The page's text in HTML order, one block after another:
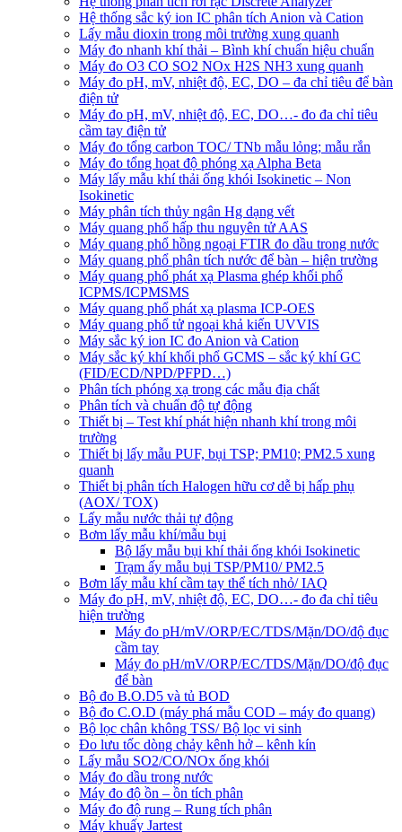
Hệ thống sắc ký ion IC phân tích Anion và Cation
Lấy mẫu dioxin trong môi trường xung quanh
Máy đo nhanh khí thải – Bình khí chuẩn hiệu chuẩn
Máy đo O3 CO SO2 NOx H2S NH3 xung quanh
Máy đo pH, mV, nhiệt độ, EC, DO – đa chỉ tiêu để bàn
điện tử
Máy đo pH, mV, nhiệt độ, EC, DO…- đo đa chỉ tiêu
cầm tay điện tử
Máy đo tổng carbon TOC/ TNb mẫu lỏng; mẫu rắn
Máy đo tổng họat độ phóng xạ Alpha Beta
Máy lấy mẫu khí thải ống khói Isokinetic – Non
Isokinetic
Máy phân tích thủy ngân Hg dạng vết
Máy quang phổ hấp thu nguyên tử AAS
Máy quang phổ hồng ngoại FTIR đo dầu trong nước
Máy quang phổ phân tích nước để bàn – hiện trường
Máy quang phổ phát xạ Plasma ghép khối phổ
ICPMS/ICPMSMS
Máy quang phổ phát xạ plasma ICP-OES
Máy quang phổ tử ngoại khả kiến UVVIS
Máy sắc ký ion IC đo Anion và Cation
Máy sắc ký khí khối phổ GCMS – sắc ký khí GC
(FID/ECD/NPD/PFPD…)
Phân tích phóng xạ trong các mẫu địa chất
Phân tích và chuẩn độ tự động
Thiết bị – Test khí phát hiện nhanh khí trong môi
trường
Thiết bị lấy mẫu PUF, bụi TSP; PM10; PM2.5 xung
quanh
Thiết bị phân tích Halogen hữu cơ dễ bị hấp phụ
(AOX/ TOX)
Lấy mẫu nước thải tự động
Bơm lấy mẫu khí/mẫu bụi
Bộ lấy mẫu bụi khí thải ống khói Isokinetic
Trạm ấy mẫu bụi TSP/PM10/ PM2.5
Bơm lấy mẫu khí cầm tay thể tích nhỏ/ IAQ
Máy đo pH, mV, nhiệt độ, EC, DO…- đo đa chỉ tiêu
hiện trường
Máy đo pH/mV/ORP/EC/TDS/Mặn/DO/độ đục
cầm tay
Máy đo pH/mV/ORP/EC/TDS/Mặn/DO/độ đục
để bàn
Bộ đo B.O.D5 và tủ BOD
Bộ đo C.O.D (máy phá mẫu COD – máy đo quang)
Bộ lọc chân không TSS/ Bộ lọc vi sinh
Đo lưu tốc dòng chảy kênh hở – kênh kín
Lấy mẫu SO2/CO/NOx ống khói
Máy đo dầu trong nước
Máy đo độ ồn – ồn tích phân
Máy đo độ rung – Rung tích phân
Máy khuấy Jartest